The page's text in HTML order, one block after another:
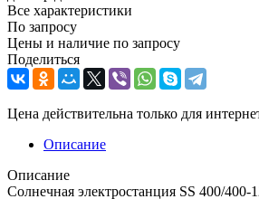
Все характеристики
По запросу
Цены и наличие по запросу
Поделиться
Цена действительна только для
Описание
Описание
Солнечная электростанция SS 400/